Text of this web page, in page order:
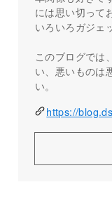
には思い切って
いろいろガジェ
このブログでは
い、悪いものは
い。
https://